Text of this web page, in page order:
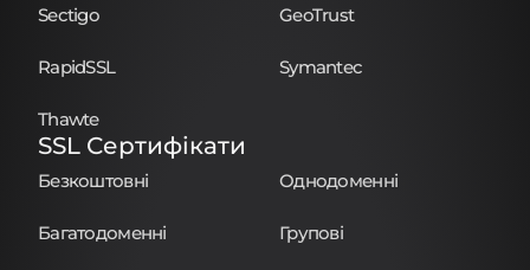
Sectigo GeoTrust
RapidSSL Symantec
Thawte
SSL Сертифікати
Безкоштовні Однодоменні
Багатодоменні Групові